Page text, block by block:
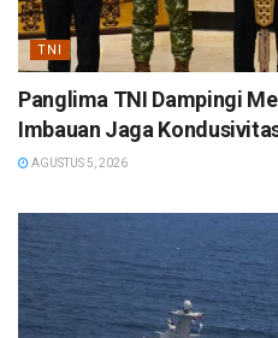
TNI
Panglima TNI Dampingi
Imbauan Jaga
AGUSTUS 5, 2026